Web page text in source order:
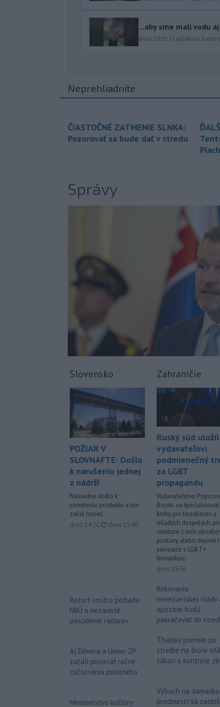
...aby sme mali vodu
dnes 10:31 | Laššáková Judita |
Neprehliadnite
ČIASTOČNÉ ZATMENIE SLNKA:
Pozorovať sa bude dať v stredu
Správy
Slovensko
POŽIAR V
SLOVNAFTE: Došlo
k narušeniu jednej
z nádrží
Následne došlo k
vznieteniu produktu a ten
začal horieť.
dnes 14:20, aktualizované
dnes 15:46
Rezort vnútra požiada
NBÚ o nezávislé
posúdenie radarov
Aj Dôvera a Union ZP
začali posielať ročné
zúčtovania poistného
Ministerstvo kultúry
Zahraničie
Ruský súd uložil
vydavateľovi
podmienečný
za LGBT
propagandu
Vydavateľstvo Popcorn
Books sa
knihy pre tínedžerov a
mladých dospelých,
niektoré z nich
postavy alebo dejové
súvisiace s LGBT+
tematikou.
dnes 15:36
Rokovania
venezuelskej vlády
opozície budú
pokračovať do
Thajský premiér po
streľbe na škole
zákon o kontrole
Výbuch na
predmestí sa